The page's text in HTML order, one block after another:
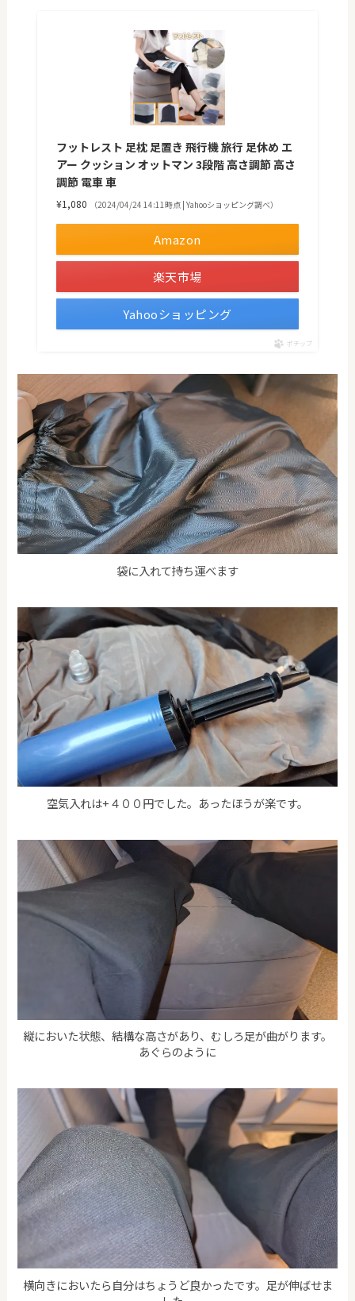
フットレスト 足枕 足置き 飛行機 旅行 足休め エ
アー クッション オットマン 3段階 高さ調節 高さ
調節 電車 車
¥1,080 （2024/04/24 14:11時点 | Yahooショッピング調べ）
Amazon
楽天市場
Yahooショッピング
ポチップ
袋に入れて持ち運べます
空気入れは+４００円でした。あったほうが楽です。
縦においた状態、結構な高さがあり、むしろ足が曲がります。
あぐらのように
横向きにおいたら自分はちょうど良かったです。足が伸ばせま